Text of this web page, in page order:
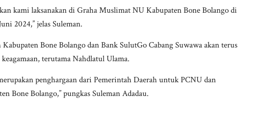
kami laksanakan di Graha Muslimat NU Kabupaten Bone Bolango di
2024,” jelas Suleman.
Bone Bolango dan Bank SulutGo Cabang Suwawa akan terus
terutama Nahdlatul Ulama.
penghargaan dari Pemerintah Daerah untuk PCNU dan
Bone Bolango,” pungkas Suleman Adadau.